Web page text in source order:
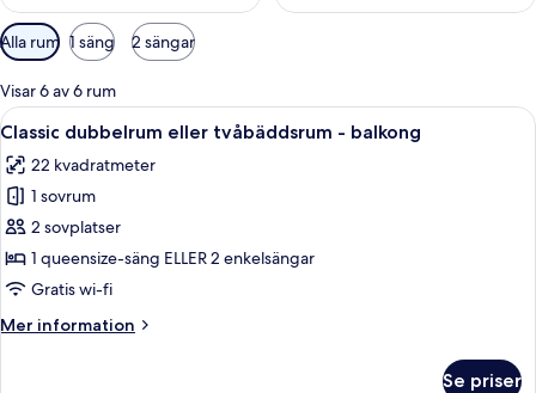
Tillgängliga
filter
för
rum
Alla rum 1 säng 2 sängar
Visar 6 av 6 rum
Öppna
alla
foton
för
Classic
dubbelrum
eller
-
Ett hotellrum med en säng, ett
16
Classic dubbelrum eller tvåbäddsrum - balkong
22 kvadratmeter
1 sovrum
2 sovplatser
1 queensize-säng ELLER 2 enkelsängar
Gratis wi-fi
Mer information
Mer
Se priser